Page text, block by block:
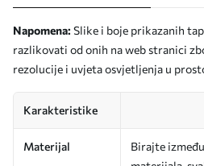
Napomena: Slike i boje prikazanih
razlikovati od onih na web stranici
rezolucije i uvjeta osvjetljenja u
Karakteristike
Materijal
Birajte